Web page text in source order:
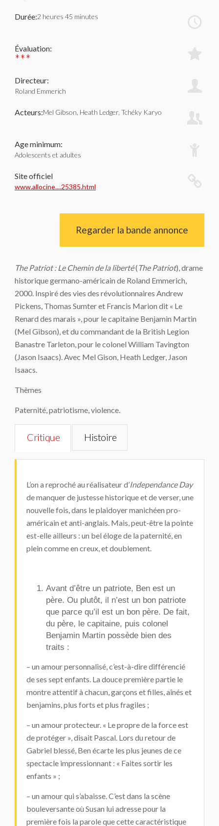
Durée:2 heures 45 minutes
Évaluation:
***
Directeur:
Roland Emmerich
Acteurs:Mel Gibson, Heath Ledger, Tchéky Karyo
Age minimum:
Adolescents et adultes
Site officiel
www.allocine....25385.html
Regarder la bande annonce
The Patriot : Le Chemin de la liberté( The Patriot), drame
historique germano-américain de Roland Emmerich,
2000. Inspiré des vies des révolutionnaires Andrew
Pickens, Thomas Sumter et Francis Marion dit « Le
Renard des marais », pour le capitaine Benjamin Martin
(Mel Gibson), et du commandant de la British Legion
Banastre Tarleton, pour le colonel William Tavington
(Jason Isaacs). Avec Mel Gison, Heath Ledger, Jason
Isaacs.
Thèmes
Paternité, patriotisme, violence.
Critique Histoire
L’on a reproché au réalisateur d’Independance Day
de manquer de justesse historique et de verser, une
nouvelle fois, dans le plaidoyer manichéen pro-
américain et anti-anglais. Mais, peut-être la pointe
est-elle ailleurs : un bel éloge de la paternité, en
plein comme en creux, et doublement.
Avant d’être un patriote, Ben est un
père. Ou plutôt, il n’est un bon patriote
que parce qu’il est un bon père. De fait,
du père, le capitaine, puis colonel
Benjamin Martin possède bien des
traits :
– un amour personnalisé, c’est-à-dire différencié
de ses sept enfants. La douce première partie le
montre attentif à chacun, garçons et filles, aînés et
benjamins, plus forts et plus fragiles ;
– un amour protecteur. « Le propre de la force est
de protéger », disait Pascal. Lors du retour de
Gabriel blessé, Ben écarte les plus jeunes de ce
spectacle impressionnant : « Faites sortir les
enfants » ;
– un amour qui s’abaisse. C’est dans la scène
bouleversante où Susan lui adresse pour la
première fois la parole que cette caractéristique